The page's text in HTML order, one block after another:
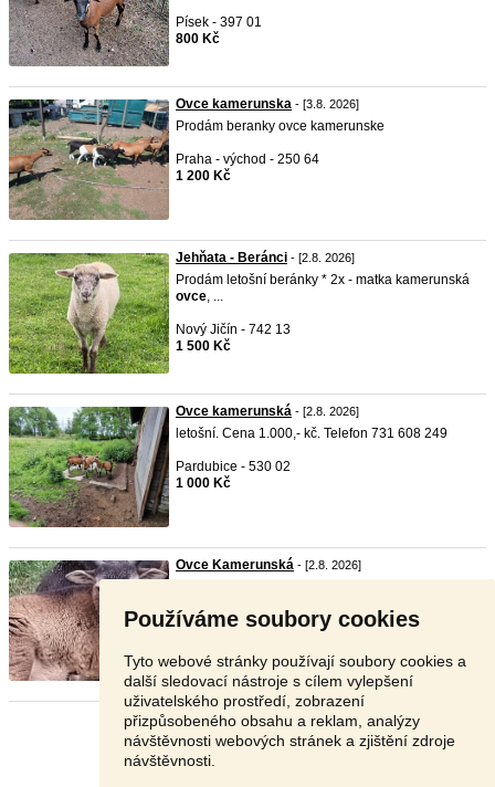
Používáme soubory cookies
Tyto webové stránky používají soubory cookies a
další sledovací nástroje s cílem vylepšení
uživatelského prostředí, zobrazení
přizpůsobeného obsahu a reklam, analýzy
návštěvnosti webových stránek a zjištění zdroje
návštěvnosti.
Písek - 397 01
800 Kč
Ovce kamerunska - [3.8. 2026]
Prodám beranky ovce kamerunske
Praha - východ - 250 64
1 200 Kč
Jehňata - Beránci - [2.8. 2026]
Prodám letošní beránky * 2x - matka kamerunská
ovce, ...
Nový Jičín - 742 13
1 500 Kč
Ovce kamerunská - [2.8. 2026]
letošní. Cena 1.000,- kč. Telefon 731 608 249
Pardubice - 530 02
1 000 Kč
Ovce Kamerunská - [2.8. 2026]
899 Kč
Stránka: 1 2 3 Další